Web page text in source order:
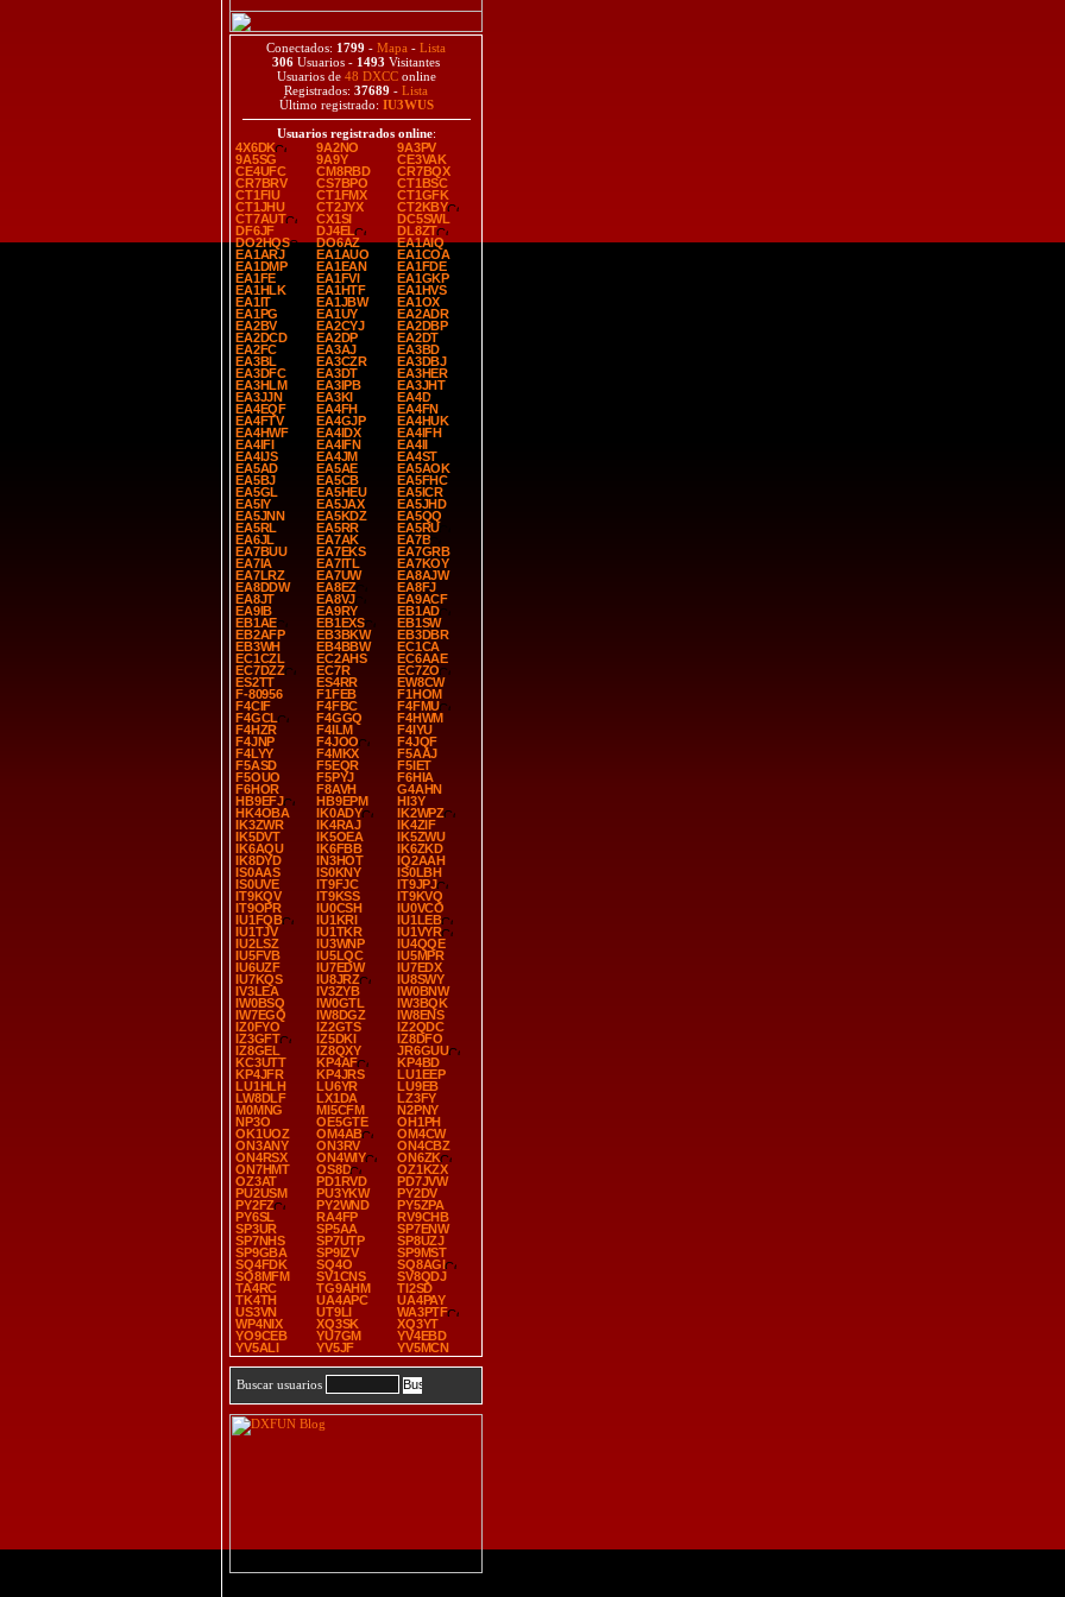
Conectados: 1799 - Mapa - Lista
306 Usuarios - 1493 Visitantes
Usuarios de 48 DXCConline
Registrados: 37689 - Lista
Último registrado: IU3WUS
Usuarios registrados online:
4X6DK
9A2NO
9A3PV
9A5SG
9A9Y
CE3VAK
CE4UFC
CM8RBD
CR7BQX
CR7BRV
CS7BPO
CT1BSC
CT1FIU
CT1FMX
CT1GFK
CT1JHU
CT2JYX
CT2KBY
CT7AUT
CX1SI
DC5SWL
DF6JF
DJ4EL
DL8ZT
DO2HQS
DO6AZ
EA1AIQ
EA1ARJ
EA1AUO
EA1COA
EA1DMP
EA1EAN
EA1FDE
EA1FE
EA1FVI
EA1GKP
EA1HLK
EA1HTF
EA1HVS
EA1IT
EA1JBW
EA1OX
EA1PG
EA1UY
EA2ADR
EA2BV
EA2CYJ
EA2DBP
EA2DCD
EA2DP
EA2DT
EA2FC
EA3AJ
EA3BD
EA3BL
EA3CZR
EA3DBJ
EA3DFC
EA3DT
EA3HER
EA3HLM
EA3IPB
EA3JHT
EA3JJN
EA3KI
EA4D
EA4EQF
EA4FH
EA4FN
EA4FTV
EA4GJP
EA4HUK
EA4HWF
EA4IDX
EA4IFH
EA4IFI
EA4IFN
EA4II
EA4IJS
EA4JM
EA4ST
EA5AD
EA5AE
EA5AOK
EA5BJ
EA5CB
EA5FHC
EA5GL
EA5HEU
EA5ICR
EA5IY
EA5JAX
EA5JHD
EA5JNN
EA5KDZ
EA5QQ
EA5RL
EA5RR
EA5RU
EA6JL
EA7AK
EA7B
EA7BUU
EA7EKS
EA7GRB
EA7IA
EA7ITL
EA7KOY
EA7LRZ
EA7UW
EA8AJW
EA8DDW
EA8EZ
EA8FJ
EA8JT
EA8VJ
EA9ACF
EA9IB
EA9RY
EB1AD
EB1AE
EB1EXS
EB1SW
EB2AFP
EB3BKW
EB3DBR
EB3WH
EB4BBW
EC1CA
EC1CZL
EC2AHS
EC6AAE
EC7DZZ
EC7R
EC7ZO
ES2TT
ES4RR
EW8CW
F-80956
F1FEB
F1HOM
F4CIF
F4FBC
F4FMU
F4GCL
F4GGQ
F4HWM
F4HZR
F4ILM
F4IYU
F4JNP
F4JOO
F4JQF
F4LYY
F4MKX
F5AAJ
F5ASD
F5EQR
F5IET
F5OUO
F5PYJ
F6HIA
F6HOR
F8AVH
G4AHN
HB9EFJ
HB9EPM
HI3Y
HK4OBA
IK0ADY
IK2WPZ
IK3ZWR
IK4RAJ
IK4ZIF
IK5DVT
IK5OEA
IK5ZWU
IK6AQU
IK6FBB
IK6ZKD
IK8DYD
IN3HOT
IQ2AAH
IS0AAS
IS0KNY
IS0LBH
IS0UVE
IT9FJC
IT9JPJ
IT9KQV
IT9KSS
IT9KVQ
IT9OPR
IU0CSH
IU0VCO
IU1FQB
IU1KRI
IU1LEB
IU1TJV
IU1TKR
IU1VYR
IU2LSZ
IU3WNP
IU4QQE
IU5FVB
IU5LQC
IU5MPR
IU6UZF
IU7EDW
IU7EDX
IU7KQS
IU8JRZ
IU8SWY
IV3LEA
IV3ZYB
IW0BNW
IW0BSQ
IW0GTL
IW3BQK
IW7EGQ
IW8DGZ
IW8ENS
IZ0FYO
IZ2GTS
IZ2QDC
IZ3GFT
IZ5DKI
IZ8DFO
IZ8GEL
IZ8QXY
JR6GUU
KC3UTT
KP4AF
KP4BD
KP4JFR
KP4JRS
LU1EEP
LU1HLH
LU6YR
LU9EB
LW8DLF
LX1DA
LZ3FY
M0MNG
MI5CFM
N2PNY
NP3O
OE5GTE
OH1PH
OK1UOZ
OM4AB
OM4CW
ON3ANY
ON3RV
ON4CBZ
ON4RSX
ON4WIY
ON6ZK
ON7HMT
OS8D
OZ1KZX
OZ3AT
PD1RVD
PD7JVW
PU2USM
PU3YKW
PY2DV
PY2FZ
PY2WND
PY5ZPA
PY6SL
RA4FP
RV9CHB
SP3UR
SP5AA
SP7ENW
SP7NHS
SP7UTP
SP8UZJ
SP9GBA
SP9IZV
SP9MST
SQ4FDK
SQ4O
SQ8AGI
SQ8MFM
SV1CNS
SV8QDJ
TA4RC
TG9AHM
TI2SD
TK4TH
UA4APC
UA4PAY
US3VN
UT9LI
WA3PTF
WP4NIX
XQ3SK
XQ3YT
YO9CEB
YU7GM
YV4EBD
YV5ALI
YV5JF YV5MCN
Buscar usuarios